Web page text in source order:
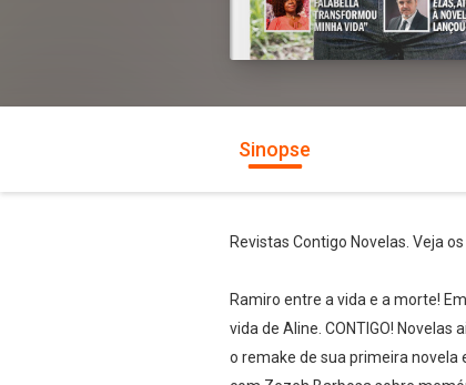
Sinopse
Revistas Contigo Novelas. Veja
Ramiro entre a vida e a morte!
vida de Aline. CONTIGO!
o remake de sua primeira novela